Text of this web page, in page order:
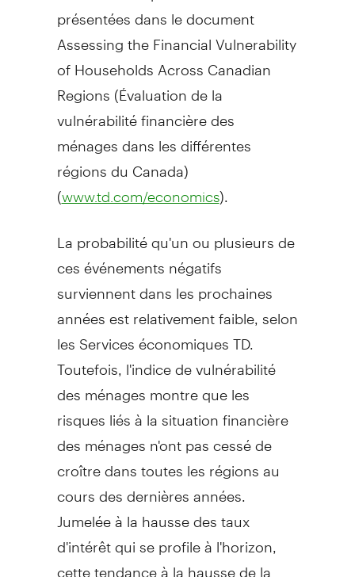
présentées dans le document
Assessing the Financial Vulnerability
of Households Across Canadian
Regions (Évaluation de la
vulnérabilité financière des
ménages dans les différentes
régions du Canada)
(www.td.com/economics).
La probabilité qu'un ou plusieurs de
ces événements négatifs
surviennent dans les prochaines
années est relativement faible, selon
les Services économiques TD.
Toutefois, l'indice de vulnérabilité
des ménages montre que les
risques liés à la situation financière
des ménages n'ont pas cessé de
croître dans toutes les régions au
cours des dernières années.
Jumelée à la hausse des taux
d'intérêt qui se profile à l'horizon,
cette tendance à la hausse de la